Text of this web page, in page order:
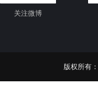
版权所有：
关注微博